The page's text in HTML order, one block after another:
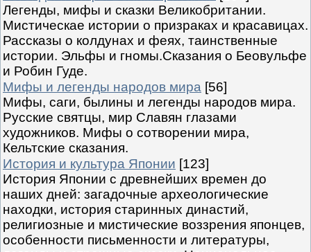
Легенды, мифы и сказки Великобритании.
Мистическае истории о призраках и красавицах.
Рассказы о колдунах и феях, таинственные
истории. Эльфы и гномы.Сказания о Беовульфе
и Робин Гуде.
Мифы и легенды народов мира [56]
Мифы, саги, былины и легенды народов мира.
Русские святцы, мир Славян глазами
художников. Мифы о сотворении мира,
Кельтские сказания.
История и культура Японии [123]
История Японии с древнейших времен до
наших дней: загадочные археологические
находки, история старинных династий,
религиозные и мистические воззрения японцев,
особенности письменности и литературы,